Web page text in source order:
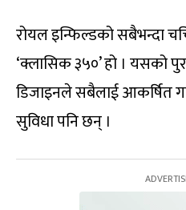
रोयल इन्फिल्डको सबैभन्दा
‘क्लासिक ३५०’ हो । यसको
डिजाइनले सबैलाई आकर्षित
सुविधा पनि छन् ।